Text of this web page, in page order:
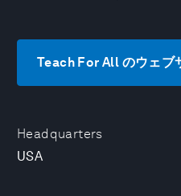
Headquarters
USA
Teach For All のウェブ